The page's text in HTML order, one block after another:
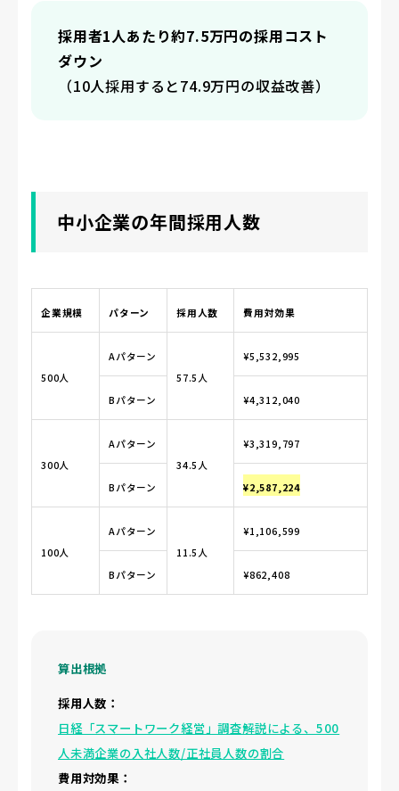
採用者1人あたり約7.5万円の採用コスト
ダウン
（10人採用すると74.9万円の収益改善）
中小企業の年間採用人数
企業規模 パターン 採用人数 費用対効果
500人
Aパターン
57.5人
¥5,532,995
Bパターン ¥4,312,040
300人
Aパターン
34.5人
¥3,319,797
Bパターン ¥2,587,224
100人
Aパターン
11.5人
¥1,106,599
Bパターン ¥862,408
算出根拠
採用人数：
日経「スマートワーク経営」調査解説による、500
人未満企業の入社人数/正社員人数の割合
費用対効果：